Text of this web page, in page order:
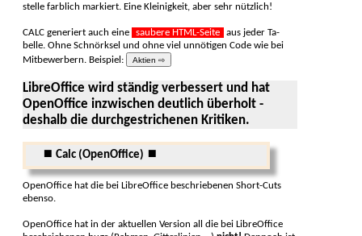
stelle farblich markiert. Eine Kleinig­keit, aber sehr nütz­lich!
CALC generiert auch eine saubere HTML-Seite
aus jeder Ta­
belle. Ohne Schnörk­sel und ohne viel un­nötigen Code wie bei
Mit­bewer­bern. Beispiel:
Aktien ⇨
LibreOffice wird ständig verbessert und hat
OpenOffice in­zwischen deut­lich über­holt -
deshalb die durch­ge­striche­nen Kriti­ken.
⏹ Calc (OpenOffice) ⏹
OpenOffice hat die bei LibreOffice beschriebenen Short-Cuts
ebenso.
OpenOffice hat in der aktuellen Version all die bei Libre­Office